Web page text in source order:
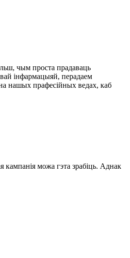
чым проста прадаваць
інфармацыяй, перадаем
нашых прафесійных ведах, каб
кампанія можа гэта зрабіць. Аднак